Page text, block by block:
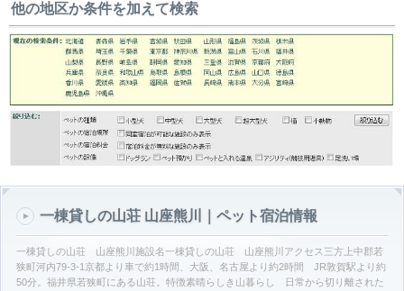
他の地区か条件を加えて検索
一棟貸しの山荘 山座熊川｜ペット宿泊情報
一棟貸しの山荘 山座熊川施設名一棟貸しの山荘 山座熊川アクセス三方上中郡若
狭町河内79-3-1京都より車で約1時間、大阪、名古屋より約2時間 JR敦賀駅より約
50分。福井県若狭町にある山荘。特徴素晴らしき山暮らし 日常から切り離された